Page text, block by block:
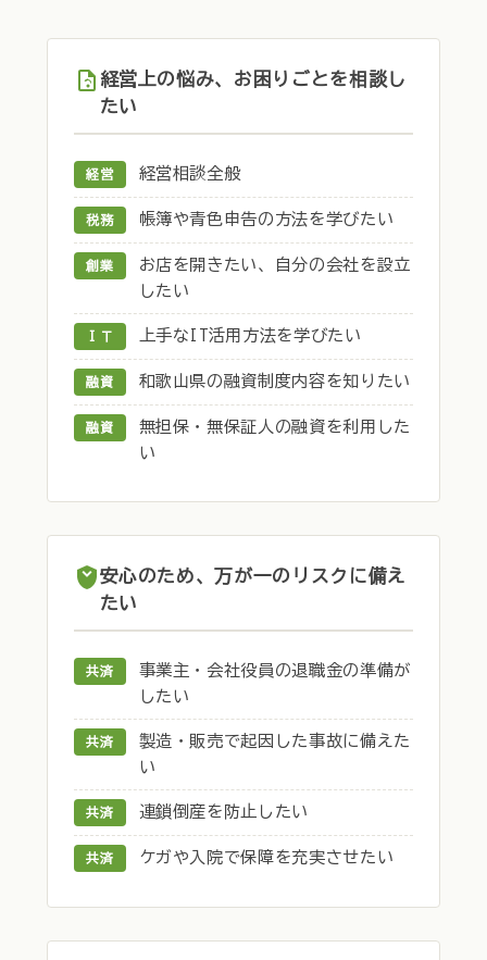
経営上の悩み、お困りごとを相談し
たい
経営 経営相談全般
税務 帳簿や青色申告の方法を学びたい
創業
お店を開きたい、自分の会社を設立
したい
ＩＴ 上手なIT活用方法を学びたい
融資 和歌山県の融資制度内容を知りたい
融資
無担保・無保証人の融資を利用した
い
安心のため、万が一のリスクに備え
たい
共済
事業主・会社役員の退職金の準備が
したい
共済
製造・販売で起因した事故に備えた
い
共済 連鎖倒産を防止したい
共済 ケガや入院で保障を充実させたい